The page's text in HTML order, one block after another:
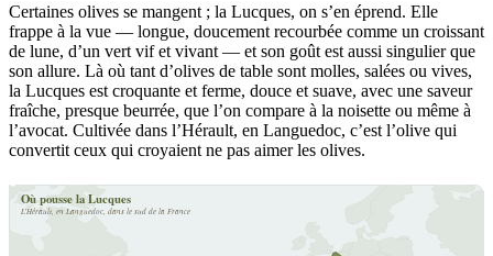
Certaines olives se mangent ; la Lucques, on s’en éprend. Elle
frappe à la vue — longue, doucement recourbée comme un croissant
de lune, d’un vert vif et vivant — et son goût est aussi singulier que
son allure. Là où tant d’olives de table sont molles, salées ou vives,
la Lucques est croquante et ferme, douce et suave, avec une saveur
fraîche, presque beurrée, que l’on compare à la noisette ou même à
l’avocat. Cultivée dans l’Hérault, en Languedoc, c’est l’olive qui
convertit ceux qui croyaient ne pas aimer les olives.
Où pousse la Lucques
L’Hérault, en Languedoc, dans le sud de la France